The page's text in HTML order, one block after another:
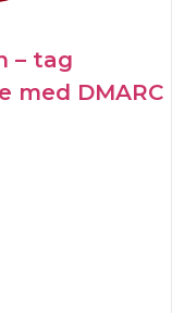
– tag
DMARC